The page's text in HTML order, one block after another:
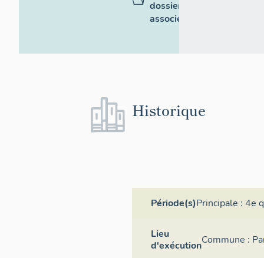
dossiers
associés
Historique
Période(s)Principale : 4e
Lieu
d'exécutionCommune :